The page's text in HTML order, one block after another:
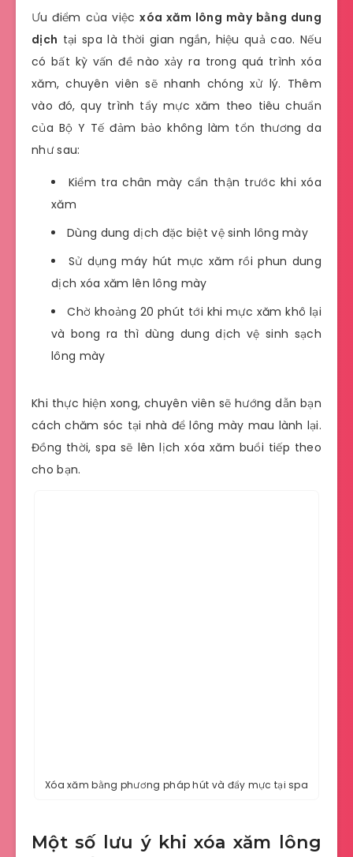
Ưu điểm của việcxóa xăm lông mày bằng dung
dịch tại spa là thời gian ngắn, hiệu quả cao. Nếu
có bất kỳ vấn đề nào xảy ra trong quá trình xóa
xăm, chuyên viên sẽ nhanh chóng xử lý. Thêm
vào đó, quy trình tẩy mực xăm theo tiêu chuẩn
của Bộ Y Tế đảm bảo không làm tổn thương da
như sau:
Kiểm tra chân mày cẩn thận trước khi xóa
xăm
Dùng dung dịch đặc biệt vệ sinh lông mày
Sử dụng máy hút mực xăm rồi phun dung
dịch xóa xăm lên lông mày
Chờ khoảng 20 phút tới khi mực xăm khô lại
và bong ra thì dùng dung dịch vệ sinh sạch
lông mày
Khi thực hiện xong, chuyên viên sẽ hướng dẫn bạn
cách chăm sóc tại nhà để lông mày mau lành lại.
Đồng thời, spa sẽ lên lịch xóa xăm buổi tiếp theo
cho bạn.
Xóa xăm bằng phương pháp hút và đẩy mực tại spa
Một số lưu ý khi xóa xăm lông